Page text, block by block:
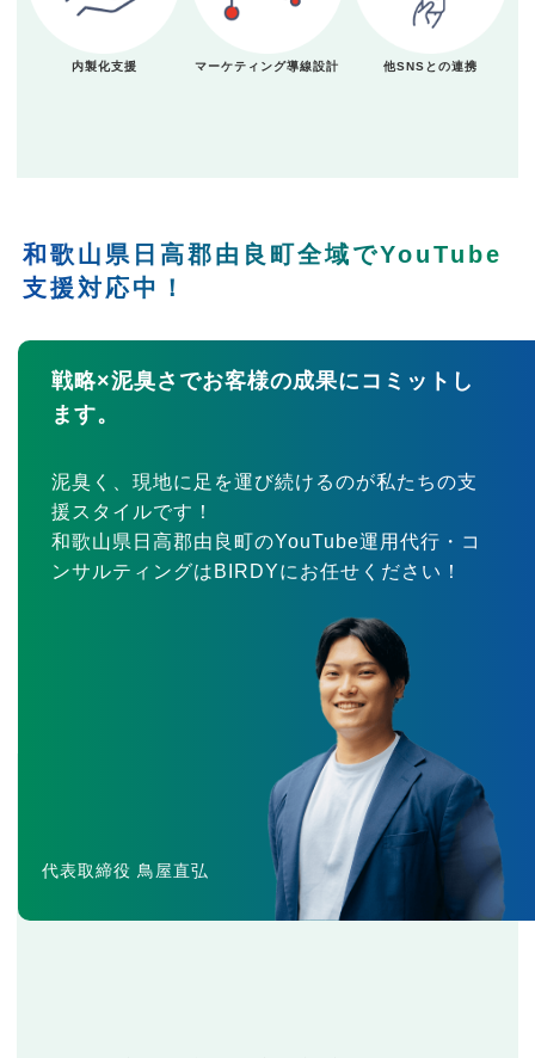
内製化支援 マーケティング導線設計 他SNSとの連携
和歌山県日高郡由良町全域でYouTube
支援対応中！
戦略×泥臭さでお客様の成果にコミットし
ます。
泥臭く、現地に足を運び続けるのが私たちの支
援スタイルです！
和歌山県日高郡由良町のYouTube運用代行・コ
ンサルティングはBIRDYにお任せください！
代表取締役 鳥屋直弘